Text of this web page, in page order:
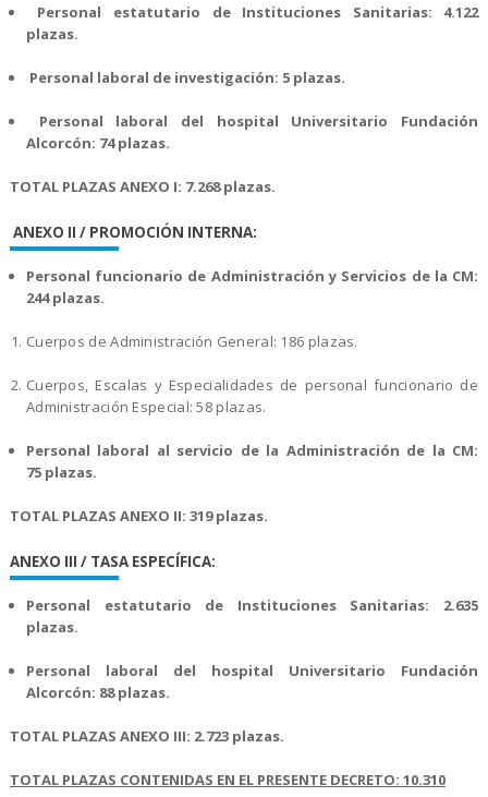
Personal estatutario de Instituciones Sanitarias: 4.122
plazas.
Personal laboral de investigación: 5 plazas.
Personal laboral del hospital Universitario Fundación
Alcorcón: 74 plazas.
TOTAL PLAZAS ANEXO I: 7.268 plazas.
ANEXO II / PROMOCIÓN INTERNA:
Personal funcionario de Administración y Servicios de la CM:
244 plazas.
Cuerpos de Administración General: 186 plazas.
Cuerpos, Escalas y Especialidades de personal funcionario de
Administración Especial: 58 plazas.
Personal laboral al servicio de la Administración de la CM:
75 plazas.
TOTAL PLAZAS ANEXO II: 319 plazas.
ANEXO III / TASA ESPECÍFICA:
Personal estatutario de Instituciones Sanitarias: 2.635
plazas.
Personal laboral del hospital Universitario Fundación
Alcorcón: 88 plazas.
TOTAL PLAZAS ANEXO III: 2.723 plazas.
TOTAL PLAZAS CONTENIDAS EN EL PRESENTE DECRETO: 10.310